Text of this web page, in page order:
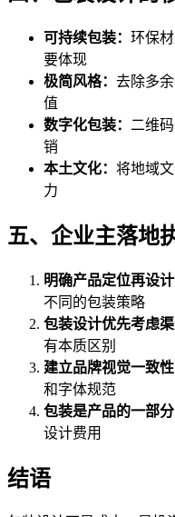
可持续包装： 环保
要体现
极简风格： 去除多
值
数字化包装： 二维
销
本土文化： 将地域
力
五、企业主落地
明确产品定位再设计
不同的包装策略
包装设计优先考虑渠
有本质区别
建立品牌视觉一致性
和字体规范
包装是产品的一部分
设计费用
结语